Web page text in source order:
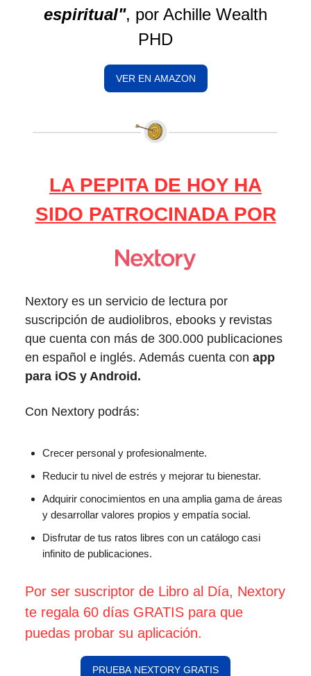
espiritual", por Achille Wealth
PHD
VER EN AMAZON
LA PEPITA DE HOY HA
SIDO PATROCINADA POR
Nextory es un servicio de lectura por
suscripción de audiolibros, ebooks y revistas
que cuenta con más de 300.000 publicaciones
en español e inglés. Además cuenta con app
para iOS y Android.
Con Nextory podrás:
Crecer personal y profesionalmente.
Reducir tu nivel de estrés y mejorar tu bienestar.
Adquirir conocimientos en una amplia gama de áreas
y desarrollar valores propios y empatía social.
Disfrutar de tus ratos libres con un catálogo casi
infinito de publicaciones.
Por ser suscriptor de Libro al Día, Nextory
te regala 60 días GRATIS para que
puedas probar su aplicación.
PRUEBA NEXTORY GRATIS